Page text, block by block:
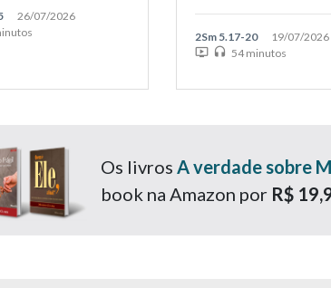
26/07/2026
2Sm 5.17-20
19/07/2026
ondemand_video headset 54 minutos
Os livrosA verdade sobre
book na Amazon por R$